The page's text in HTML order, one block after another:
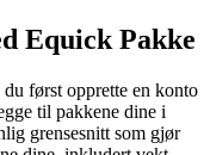
Equick Pakke
først opprette en konto
til pakkene dine i
grensesnitt som gjør